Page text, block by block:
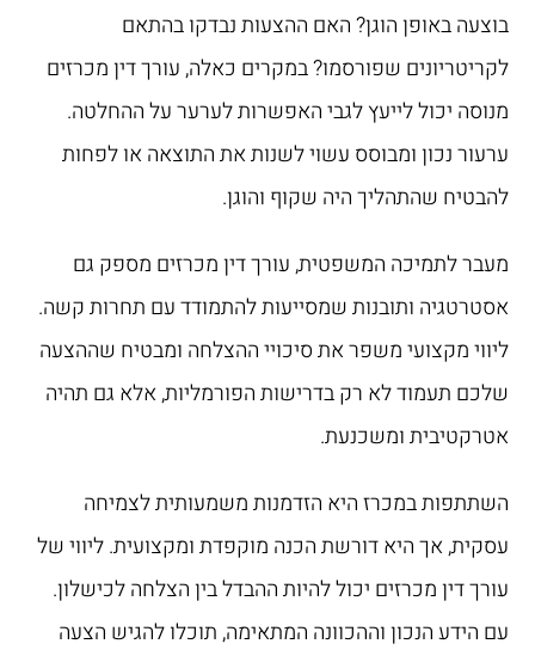
בוצעה באופן הוגן? האם ההצעות נבדקו בהתאם
לקריטריונים שפורסמו? במקרים כאלה, עורך דין מכרזים
מנוסה יכול לייעץ לגבי האפשרות לערער על ההחלטה.
ערעור נכון ומבוסס עשוי לשנות את התוצאה או לפחות
להבטיח שהתהליך היה שקוף והוגן.
מעבר לתמיכה המשפטית, עורך דין מכרזים מספק גם
אסטרטגיה ותובנות שמסייעות להתמודד עם תחרות קשה.
ליווי מקצועי משפר את סיכויי ההצלחה ומבטיח שההצעה
שלכם תעמוד לא רק בדרישות הפורמליות, אלא גם תהיה
אטרקטיבית ומשכנעת.
השתתפות במכרז היא הזדמנות משמעותית לצמיחה
עסקית, אך היא דורשת הכנה מוקפדת ומקצועית. ליווי של
עורך דין מכרזים יכול להיות ההבדל בין הצלחה לכישלון.
עם הידע הנכון וההכוונה המתאימה, תוכלו להגיש הצעה